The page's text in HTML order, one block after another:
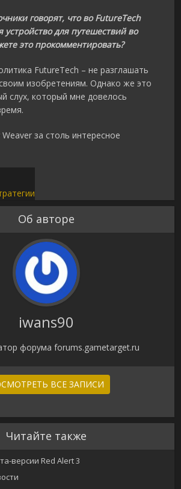
говорят, что во FutureTech
устройство для путешествий во
это прокомментировать?
FutureTech – не разглашать
изобретениям. Однако же это
слух, который мне довелось
за столь интересное
Об авторе
iwans90
форума forums.gametarget.ru
ВСЕ ЗАПИСИ
Читайте также
версии Red Alert 3